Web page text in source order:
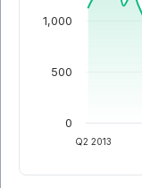
Q2 2013
0
500
1,000